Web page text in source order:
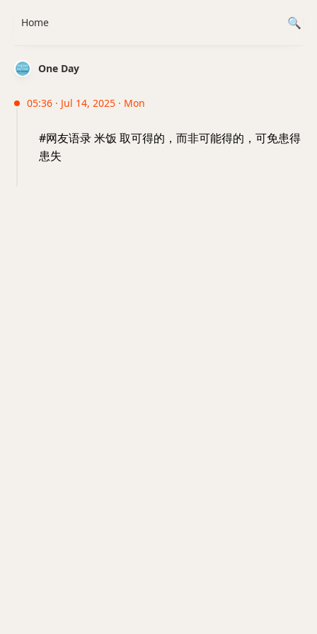
One Day
05:36 · Jul 14, 2025 · Mon
#网友语录 米饭 取可得的，而非可能得的，可免患得
患失
Home